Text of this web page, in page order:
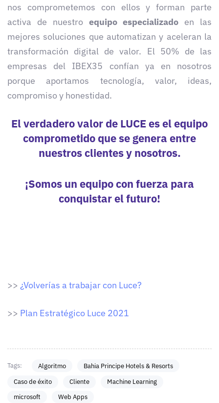
nos comprometemos con ellos y forman parte
activa de nuestro equipo especializado en las
mejores soluciones que automatizan y aceleran la
transformación digital de valor. El 50% de las
empresas del IBEX35 confían ya en nosotros
porque aportamos tecnología, valor, ideas,
compromiso y honestidad.
El verdadero valor de LUCE es el equipo
comprometido que se genera entre
nuestros clientes y nosotros.
¡Somos un equipo con fuerza para
conquistar el futuro!
>> ¿Volverías a trabajar con Luce?
>> Plan Estratégico Luce 2021
Tags: Algoritmo
Bahia Principe Hotels & Resorts
Caso de éxito
Cliente
Machine Learning
microsoft
Web Apps